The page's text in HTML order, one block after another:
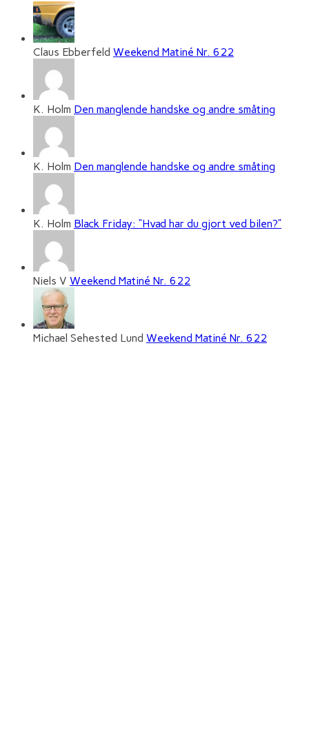
Claus Ebberfeld Weekend Matiné Nr. 622
K. Holm Den manglende handske og andre småting
K. Holm Den manglende handske og andre småting
K. Holm Black Friday: “Hvad har du gjort ved bilen?”
Niels V Weekend Matiné Nr. 622
Michael Sehested Lund Weekend Matiné Nr. 622